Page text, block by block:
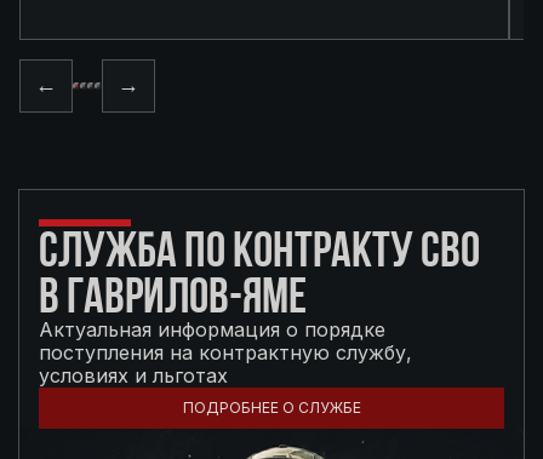
← →
СЛУЖБА ПО КОНТРАКТУ СВО
В ГАВРИЛОВ-ЯМЕ
Актуальная информация о порядке
поступления на контрактную службу,
условиях и льготах
ПОДРОБНЕЕ О СЛУЖБЕ